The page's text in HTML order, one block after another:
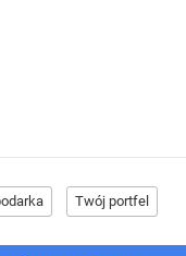
Twój portfel